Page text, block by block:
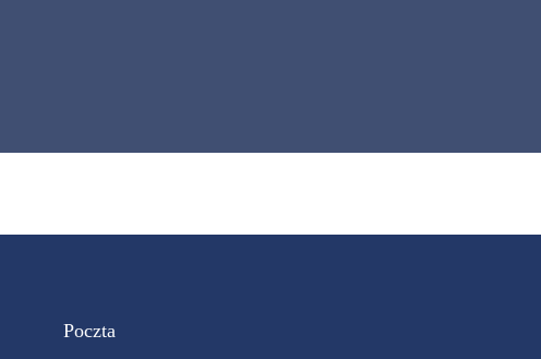
Poczta